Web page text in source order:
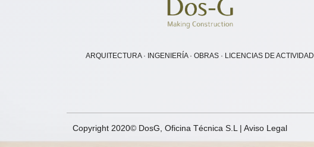
ARQUITECTURA · INGENIERÍA · OBRAS · LICENCIAS DE ACTIVIDAD
Copyright 2020© DosG, Oficina Técnica S.L | Aviso Legal